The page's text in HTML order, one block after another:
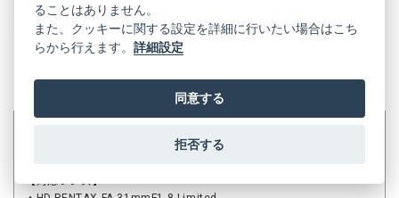
停止しております。お客様にはご迷惑をお掛けいたしますが、何とぞ
【対応レンズ】
ることはありません。
また、クッキーに関する設定を詳細に行いたい場合はこち
らから行えます。詳細設定
同意する
拒否する